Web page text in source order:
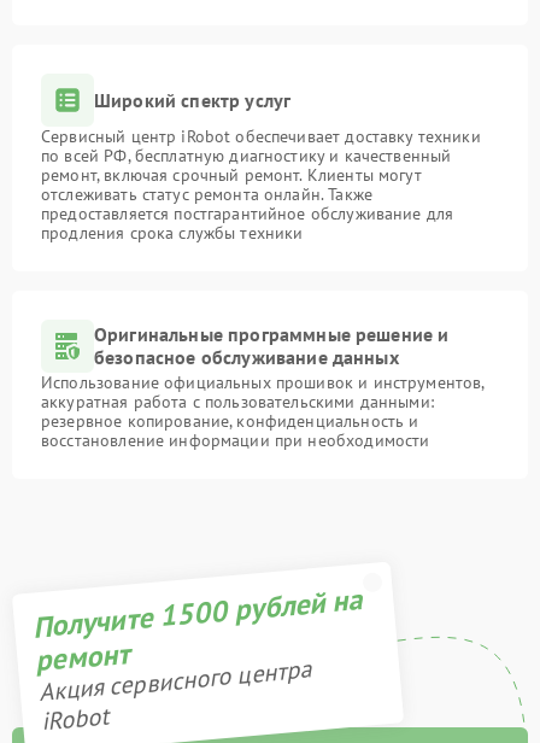
Широкий спектр услуг
Сервисный центр iRobot обеспечивает доставку техники
по всей РФ, бесплатную диагностику и качественный
ремонт, включая срочный ремонт. Клиенты могут
отслеживать статус ремонта онлайн. Также
предоставляется постгарантийное обслуживание для
продления срока службы техники
Оригинальные программные решение и
безопасное обслуживание данных
Использование официальных прошивок и инструментов,
аккуратная работа с пользовательскими данными:
резервное копирование, конфиденциальность и
восстановление информации при необходимости
Получите 1500 рублей на
ремонт
Акция сервисного центра
iRobot